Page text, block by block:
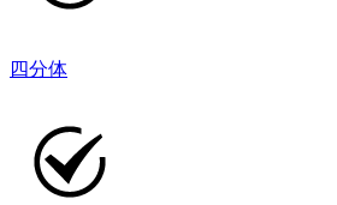
四分体